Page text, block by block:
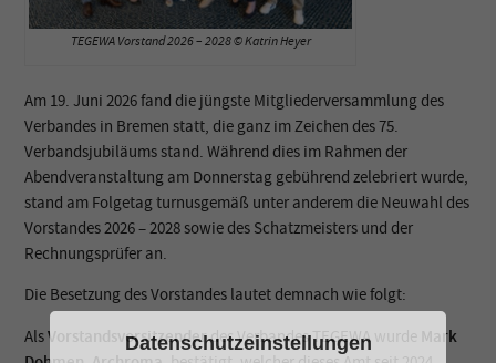
TEGEWA Vorstand 2026 – 2028 ©️ Katrin Heyer
Am 19. Juni 2026 fand die jüngste Mitgliederversammlung des
Verbandes in Bremen statt, die ganz im Zeichen des 75.
Verbandsjubiläums stand. Während dies im Rahmen der
Abendveranstaltung am Donnerstag gebührend zelebriert wurde,
stand am Folgetag turnusgemäß unter anderem die Neuwahl des
Vorstandes 2026 – 2028 sowie des Schatzmeisters und der
Rechnungsprüfer an.
Die Besetzung des Vorstandes lautet demnach wie folgt:
AlsVorstandsvorsitzenderdes Verbandes TEGEWA wurde
Mark
Datenschutzeinstellungen